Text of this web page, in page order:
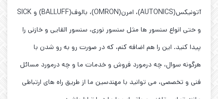
آتونیکس(AUTONICS)، امرن(OMRON)، بالوف(BALLUFF) و SICK
و حتی انواع سنسور ها مثل سنسور نوری، سنسور القایی و خازنی را
پیدا کنید. این را هم اضافه کنم، که در صورت رو به رو شدن با
هرگونه سوال، چه درمورد فروش و خدمات ما و چه درمورد مسائل
فنی و تخصصی، می توانید با مهندسین ما از طریق راه های ارتباطی